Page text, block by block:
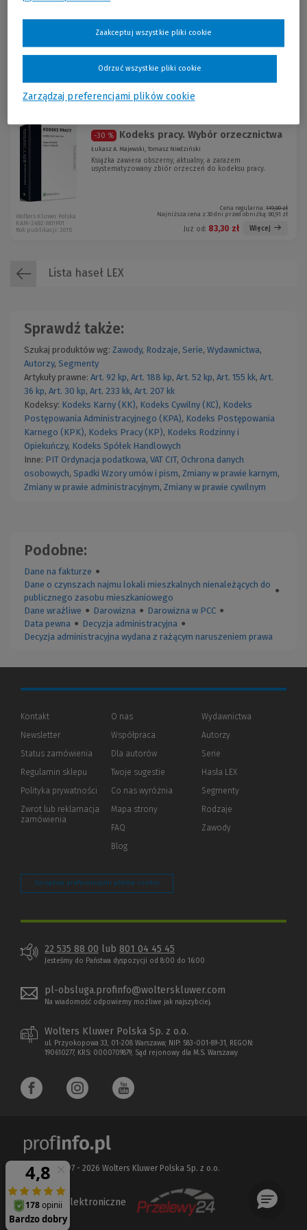
Najniższa cena z 30 dni przed obniżką:
Już od:66,51 zł Więcej
-30 % Kodeks pracy. Wybór orzecznictwa
Łukasz A. Majewski, Tomasz Niedziński
Książka zawiera obszerny, aktualny, a zarazem
usystematyzowany zbiór orzeczeń do kodeksu pracy.
Cena regularna: 119,00 zł
Najniższa cena z 30 dni przed obniżką: 80,91 zł
Już od: 83,30 zł Więcej
Wolters Kluwer Polska
KAM-2482 W01P01
Rok publikacji: 2015
Lista haseł LEX
Sprawdź także:
Szukaj produktów wg: Zawody, Rodzaje, Serie, Wydawnictwa,
Autorzy, Segmenty
Artykuły prawne: Art. 92 kp, Art. 188 kp, Art. 52 kp, Art. 155 kk, Art.
36 kp, Art. 30 kp, Art. 233 kk, Art. 207 kk
Kodeksy: Kodeks Karny (KK), Kodeks Cywilny (KC), Kodeks
Postępowania Administracyjnego (KPA), Kodeks Postępowania
Karnego (KPK), Kodeks Pracy (KP), Kodeks Rodzinny i
Opiekuńczy, Kodeks Spółek Handlowych
Inne: PIT Ordynacja podatkowa, VAT CIT, Ochrona danych
osobowych, Spadki Wzory umów i pism, Zmiany w prawie karnym,
Zmiany w prawie administracyjnym, Zmiany w prawie cywilnym
Podobne:
Dane na fakturze ●
Dane o czynszach najmu lokali mieszkalnych nienależących do
publicznego zasobu mieszkaniowego
●
Dane wrażliwe ● Darowizna ● Darowizna w PCC ●
Data pewna ● Decyzja administracyjna ●
Decyzja administracyjna wydana z rażącym naruszeniem prawa
Kontakt
Newsletter
Status zamówienia
Regulamin sklepu
Polityka prywatności (Nowe
(Link
innej
Zwrot lub reklamacja
zamówienia
O nas
Współpraca
Dla autorów(Nowe
(Link
innej
Twoje sugestie
Co nas wyróżnia
Mapa strony
FAQ
Blog
Wydawnictwa
Autorzy
Serie
Hasła LEX
Segmenty
Rodzaje
Zawody
Zarządzaj preferencjami plików cookie
22 535 88 00 lub 801 04 45 45
Jesteśmy do Państwa dyspozycji od 8:00 do 16:00
pl-obsluga.profinfo@wolterskluwer.com
Na wiadomość odpowiemy możliwe jak najszybciej.
Wolters Kluwer Polska Sp. z o.o.
ul. Przyokopowa 33, 01-208 Warszawa; NIP: 583-001-89-31, REGON:
190610277, KRS: 0000709879, Sąd rejonowy dla M.S. Warszawy
Copyright 1997 - 2026 Wolters Kluwer Polska Sp. z o.o.
Płatności elektroniczne
(Nowe
okno)
(Link
do
Zarządzaj preferencjami plików cookie
Odrzuć wszystkie pliki cookie
Zaakceptuj wszystkie pliki cookie